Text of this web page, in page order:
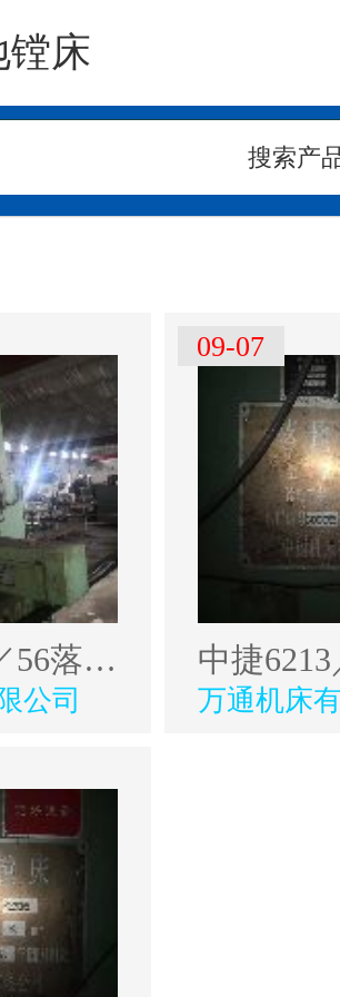
镗床
中捷6213／56落地镗
公司
09-07
万通机床